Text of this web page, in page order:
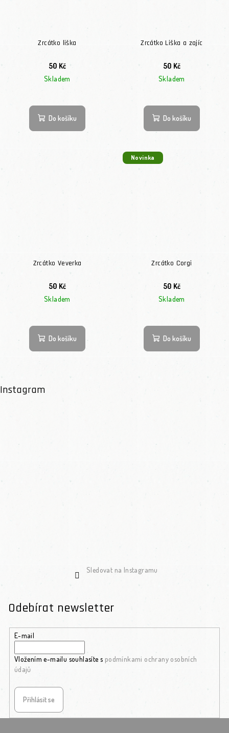
Zrcátko liška
50 Kč
Skladem
Do košíku
Zrcátko Liška a zajíc
50 Kč
Skladem
Do košíku
Zrcátko Veverka
50 Kč
Skladem
Do košíku
Novinka
Zrcátko Corgi
50 Kč
Skladem
Do košíku
Instagram
Sledovat na Instagramu
Odebírat newsletter
E-mail
Vložením e-mailu souhlasíte s podmínkami ochrany osobních
údajů
Přihlásit se